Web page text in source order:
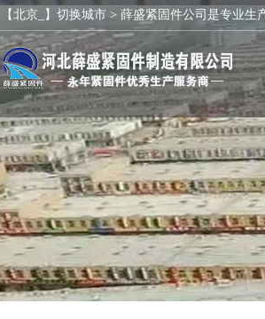
【北京_】切换城市 > 薛盛紧固件公司是专业生